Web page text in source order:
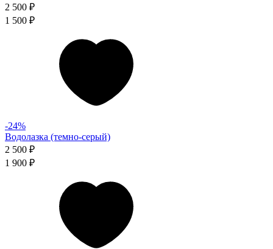
2 500 ₽
1 500 ₽
-24%
Водолазка (темно-серый)
2 500 ₽
1 900 ₽